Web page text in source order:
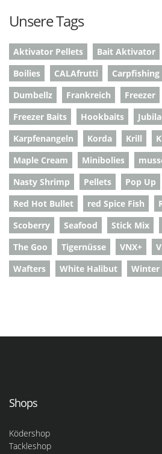
Unsere Tags
Aktivator Pellets Bait Aktivator
Boilies
CALAfrutti Carpfishing
Dumbellz
Frankreich Freezer
Freezer Baits
Hookbaits
Karpfenangeln
Korda Krill
Maple Cream
Minibolies
Nasty Shrimp
Pellets Pop Up
Red Hot Bullet
red Spice Fish
Scoberry
Seafood Stick Mix
The Goo
Tigernüsse VNX+
Wafters
White Halibut Winter
Shops
Ködershop
Tackleshop